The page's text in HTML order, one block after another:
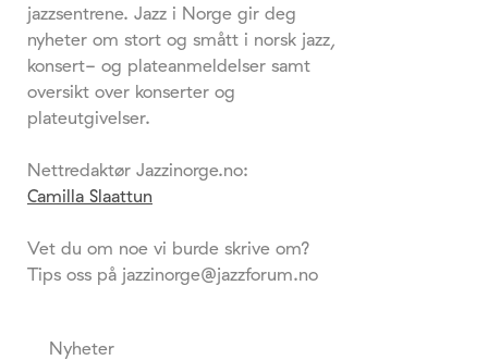
jazzsentrene. Jazz i Norge gir deg
nyheter om stort og smått i norsk jazz,
konsert- og plateanmeldelser samt
oversikt over konserter og
plateutgivelser.
Nettredaktør Jazzinorge.no:
Camilla Slaattun
Vet du om noe vi burde skrive om?
Tips oss på jazzinorge@jazzforum.no
Nyheter